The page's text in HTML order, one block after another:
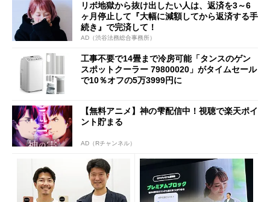
リボ地獄から抜け出したい人は、返済を3～6
ヶ月停止して『大幅に減額してから返済する手
続き』で完済して！
AD（渋谷法務総合事務所）
工事不要で14畳まで冷房可能「タンスのゲン
スポットクーラー 79800020」がタイムセール
で10％オフの5万3999円に
【無料アニメ】神の雫配信中！視聴で楽天ポイ
ント貯まる
AD（Rチャンネル）